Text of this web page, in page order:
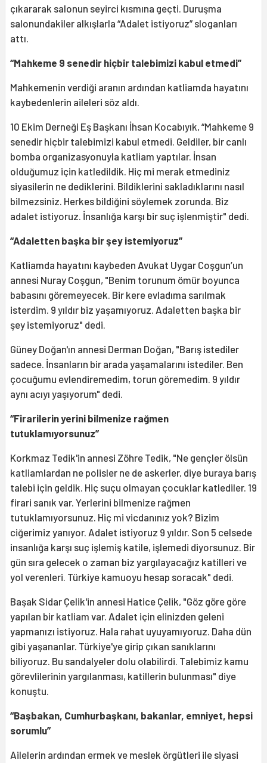
çıkararak salonun seyirci kısmına geçti. Duruşma
salonundakiler alkışlarla “Adalet istiyoruz” sloganları
attı.
“Mahkeme 9 senedir hiçbir talebimizi kabul etmedi”
Mahkemenin verdiği aranın ardından katliamda hayatını
kaybedenlerin aileleri söz aldı.
10 Ekim Derneği Eş Başkanı İhsan Kocabıyık, “Mahkeme 9
senedir hiçbir talebimizi kabul etmedi. Geldiler, bir canlı
bomba organizasyonuyla katliam yaptılar. İnsan
olduğumuz için katledildik. Hiç mi merak etmediniz
siyasilerin ne dediklerini. Bildiklerini sakladıklarını nasıl
bilmezsiniz. Herkes bildiğini söylemek zorunda. Biz
adalet istiyoruz. İnsanlığa karşı bir suç işlenmiştir" dedi.
“Adaletten başka bir şey istemiyoruz”
Katliamda hayatını kaybeden Avukat Uygar Coşgun’un
annesi Nuray Coşgun, "Benim torunum ömür boyunca
babasını göremeyecek. Bir kere evladıma sarılmak
isterdim. 9 yıldır biz yaşamıyoruz. Adaletten başka bir
şey istemiyoruz" dedi.
Güney Doğan'ın annesi Derman Doğan, "Barış istediler
sadece. İnsanların bir arada yaşamalarını istediler. Ben
çocuğumu evlendiremedim, torun göremedim. 9 yıldır
aynı acıyı yaşıyorum" dedi.
“Firarilerin yerini bilmenize rağmen
tutuklamıyorsunuz”
Korkmaz Tedik'in annesi Zöhre Tedik, "Ne gençler ölsün
katliamlardan ne polisler ne de askerler, diye buraya barış
talebi için geldik. Hiç suçu olmayan çocuklar katlediler. 19
firari sanık var. Yerlerini bilmenize rağmen
tutuklamıyorsunuz. Hiç mi vicdanınız yok? Bizim
ciğerimiz yanıyor. Adalet istiyoruz 9 yıldır. Son 5 celsede
insanlığa karşı suç işlemiş katile, işlemedi diyorsunuz. Bir
gün sıra gelecek o zaman biz yargılayacağız katilleri ve
yol verenleri. Türkiye kamuoyu hesap soracak" dedi.
Başak Sidar Çelik'in annesi Hatice Çelik, "Göz göre göre
yapılan bir katliam var. Adalet için elinizden geleni
yapmanızı istiyoruz. Hala rahat uyuyamıyoruz. Daha dün
gibi yaşananlar. Türkiye'ye girip çıkan sanıklarını
biliyoruz. Bu sandalyeler dolu olabilirdi. Talebimiz kamu
görevlilerinin yargılanması, katillerin bulunması" diye
konuştu.
“Başbakan, Cumhurbaşkanı, bakanlar, emniyet, hepsi
sorumlu”
Ailelerin ardından ermek ve meslek örgütleri ile siyasi